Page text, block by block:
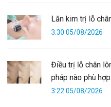
Lăn kim trị lỗ
3:30 05/08/2026
Điều trị lỗ chân
pháp nào phù
3:22 05/08/2026